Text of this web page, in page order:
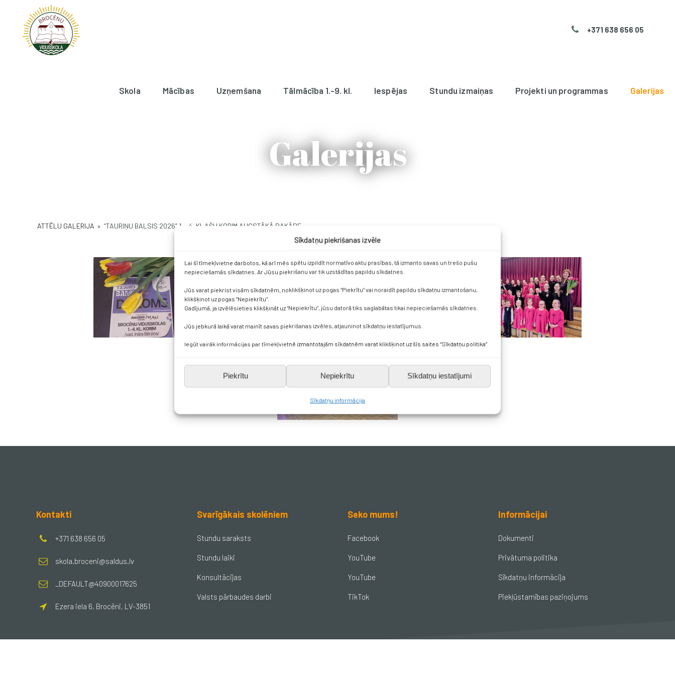
Sīkdatņu piekrišanas izvēle
Lai šī tīmekļvietne darbotos, kā arī mēs spētu izpildīt normatīvo aktu prasības, tā izmanto savas un trešo pušu
nepieciešamās sīkdatnes. Ar Jūsu piekrišanu var tik uzstādītas papildu sīkdatnes.
Jūs varat piekrist visām sīkdatnēm, noklikšķinot uz pogas “Piekrītu” vai noraidīt papildu sīkdatņu izmantošanu,
klikšķinot uz pogas “Nepiekrītu”.
Gadījumā, ja izvēlēsieties klikšķināt uz “Nepiekrītu”, jūsu datorā tiks saglabātas tikai nepieciešamās sīkdatnes.
Jūs jebkurā laikā varat mainīt savas piekrišanas izvēles, atjauninot sīkdatņu iestatījumus.
Iegūt vairāk informācijas par tīmekļvietnē izmantotajām sīkdatnēm varat klikšķinot uz šīs saites “Sīkdatņu politika”
Piekrītu Nepiekrītu Sīkdatņu iestatījumi
Sīkdatņu informācija
+371 638 656 05
Skola Mācības Uzņemšana Tālmācība 1.-9. kl. Iespējas Stundu izmaiņas Projekti un programmas Galerijas
Galerijas
ATTĒLU GALERIJA » “TAURIŅU BALSIS 2026” 1. - 4. KLAŠU KORIM AUGSTĀKĀ PAKĀPE
Kontakti
+371 638 656 05
skola.broceni@saldus.lv
_DEFAULT@40900017625
Ezera iela 6, Brocēni, LV-3851
Svarīgākais skolēniem
Stundu saraksts
Stundu laiki
Konsultācijas
Valsts pārbaudes darbi
Seko mums!
Facebook
YouTube
YouTube
TikTok
Informācijai
Dokumenti
Privātuma politika
Sīkdatņu informācija
Piekļūstamības paziņojums